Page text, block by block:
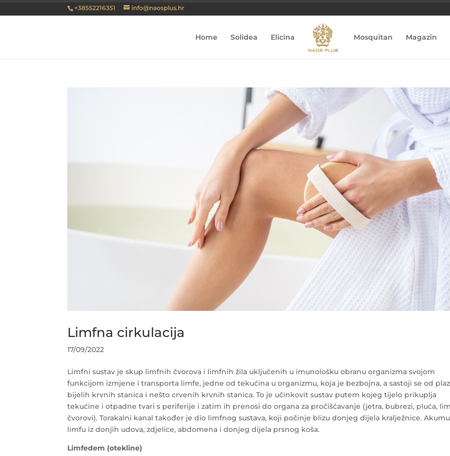
+38552216351 info@naosplus.hr
Home Solidea Elicina Mosquitan Magazin
Limfna cirkulacija
17/09/2022
Limfni sustav je skup limfnih čvorova i limfnih žila uključenih u imunološku obranu organizma svojom
funkcijom izmjene i transporta limfe, jedne od tekućina u organizmu, koja je bezbojna, a sastoji se od
bijelih krvnih stanica i nešto crvenih krvnih stanica. To je učinkovit sustav putem kojeg tijelo prikuplja
tekućine i otpadne tvari s periferije i zatim ih prenosi do organa za pročišćavanje (jetra, bubrezi, pluća,
čvorovi). Torakalni kanal također je dio limfnog sustava, koji počinje blizu donjeg dijela kralježnice.
limfu iz donjih udova, zdjelice, abdomena i donjeg dijela prsnog koša.
Limfedem (otekline)